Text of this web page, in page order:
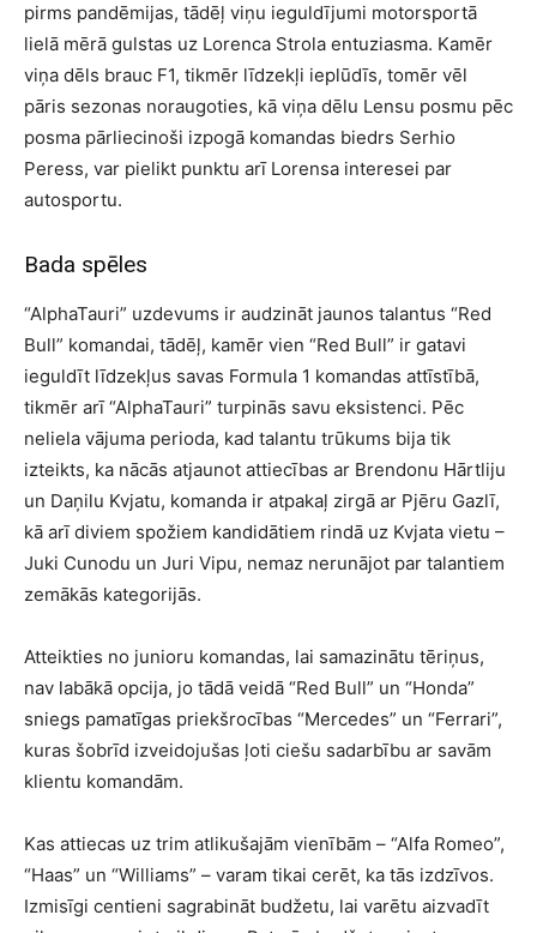
pirms pandēmijas, tādēļ viņu ieguldījumi motorsportā
lielā mērā gulstas uz Lorenca Strola entuziasma. Kamēr
viņa dēls brauc F1, tikmēr līdzekļi ieplūdīs, tomēr vēl
pāris sezonas noraugoties, kā viņa dēlu Lensu posmu pēc
posma pārliecinoši izpogā komandas biedrs Serhio
Peress, var pielikt punktu arī Lorensa interesei par
autosportu.
Bada spēles
“AlphaTauri” uzdevums ir audzināt jaunos talantus “Red
Bull” komandai, tādēļ, kamēr vien “Red Bull” ir gatavi
ieguldīt līdzekļus savas Formula 1 komandas attīstībā,
tikmēr arī “AlphaTauri” turpinās savu eksistenci. Pēc
neliela vājuma perioda, kad talantu trūkums bija tik
izteikts, ka nācās atjaunot attiecības ar Brendonu Hārtliju
un Daņilu Kvjatu, komanda ir atpakaļ zirgā ar Pjēru Gazlī,
kā arī diviem spožiem kandidātiem rindā uz Kvjata vietu –
Juki Cunodu un Juri Vipu, nemaz nerunājot par talantiem
zemākās kategorijās.
Atteikties no junioru komandas, lai samazinātu tēriņus,
nav labākā opcija, jo tādā veidā “Red Bull” un “Honda”
sniegs pamatīgas priekšrocības “Mercedes” un “Ferrari”,
kuras šobrīd izveidojušas ļoti ciešu sadarbību ar savām
klientu komandām.
Kas attiecas uz trim atlikušajām vienībām – “Alfa Romeo”,
“Haas” un “Williams” – varam tikai cerēt, ka tās izdzīvos.
Izmisīgi centieni sagrabināt budžetu, lai varētu aizvadīt